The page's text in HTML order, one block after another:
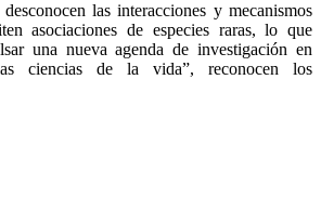
las interacciones y mecanismos
asociaciones de especies raras, lo que
una nueva agenda de investigación en
ciencias de la vida”, reconocen los